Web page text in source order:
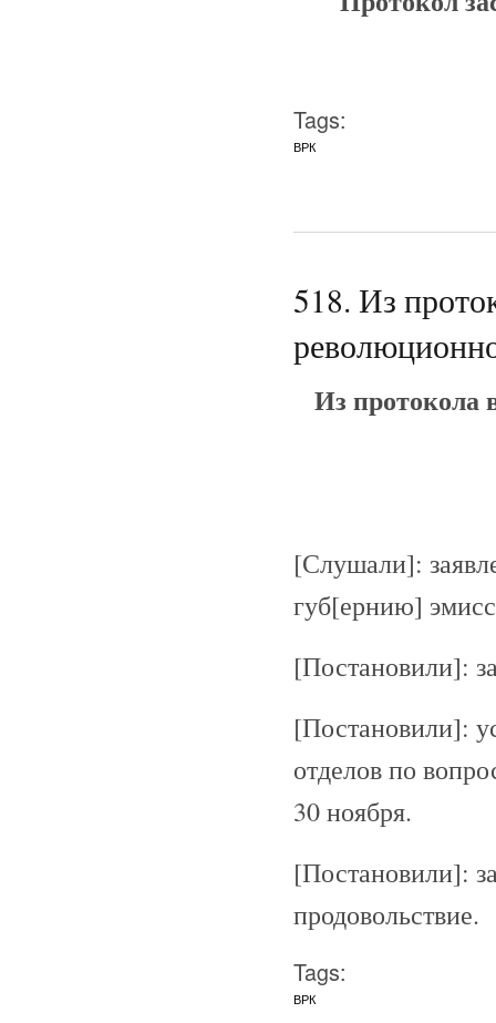
Tags:
ВРК
518. Из
Из протокола
[Слушали]:
губ[ернию]
[Постановили]:
[Постановили]:
отделов по
30 ноября.
[Постановили]:
продовольствие.
Tags:
ВРК